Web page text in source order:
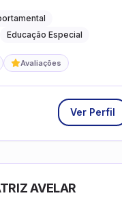
do
Educação Especial
Avaliações
Ver Perfil
AVELAR